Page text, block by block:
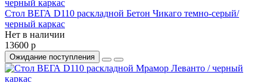
Стол ВЕГА D110 раскладной Бетон Чикаго темно-серый/
черный каркас
Нет в наличии
13600 р
Ожидание поступления